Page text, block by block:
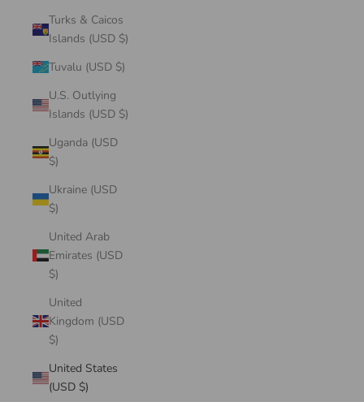
Turks & Caicos
Islands (USD $)
Tuvalu (USD $)
U.S. Outlying
Islands (USD $)
Uganda (USD
$)
Ukraine (USD
$)
United Arab
Emirates (USD
$)
United
Kingdom (USD
$)
United States
(USD $)